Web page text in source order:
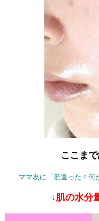
ここま
ママ友に「若返った！何
↓肌の水分